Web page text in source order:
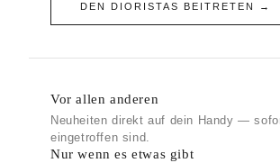
DEN DIORISTAS BEITRETEN →
Vor allen anderen
Neuheiten direkt auf dein Handy —
eingetroffen sind.
Nur wenn es etwas gibt